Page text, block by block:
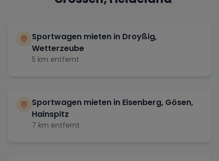
Sportwagen mieten in Droyßig,
Wetterzeube
5 km entfernt
Sportwagen mieten in Eisenberg, Gösen,
Hainspitz
7 km entfernt